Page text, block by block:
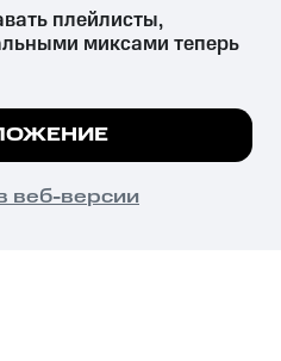
причиняет вред здоровью,
и влечёт установленную
на сайте все
плейлисты,
миксами теперь
веб-версии